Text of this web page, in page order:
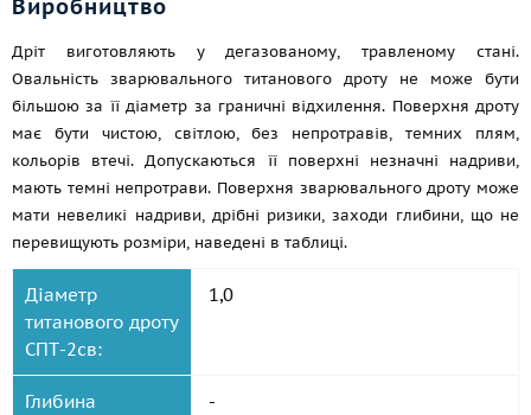
Виробництво
Дріт виготовляють у дегазованому, травленому стані.
Овальність зварювального титанового дроту не може бути
більшою за її діаметр за граничні відхилення. Поверхня дроту
має бути чистою, світлою, без непротравів, темних плям,
кольорів втечі. Допускаються її поверхні незначні надриви,
мають темні непротрави. Поверхня зварювального дроту може
мати невеликі надриви, дрібні ризики, заходи глибини, що не
перевищують розміри, наведені в таблиці.
Діаметр
титанового дроту
СПТ-2св:
1,0
Глибина
-